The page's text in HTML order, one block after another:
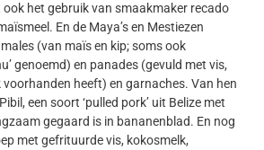
ook het gebruik van smaakmaker recado
En de Maya’s en Mestiezen
(van maïs en kip; soms ook
genoemd) en panades (gevuld met vis,
heeft) en garnaches. Van hen
een soort ‘pulled pork’ uit Belize met
gegaard is in bananenblad. En nog
met gefrituurde vis, kokosmelk,